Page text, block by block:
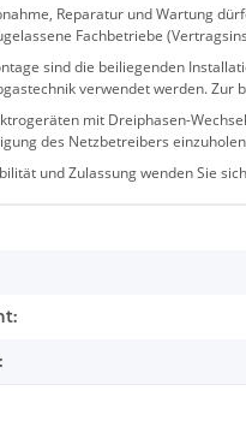
Reparatur und Wartung
Fachbetriebe
sind die beiliegenden
verwendet werden.
mit Dreiphasen-
des Netzbetreibers
und Zulassung wenden Sie